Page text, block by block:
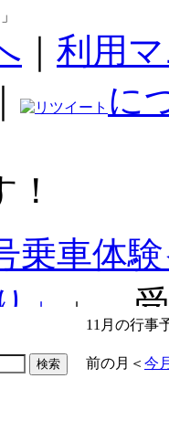
利用
に
乗車体
」
」 受
広場「
09～
11月の行事
前の月 ＜ 今